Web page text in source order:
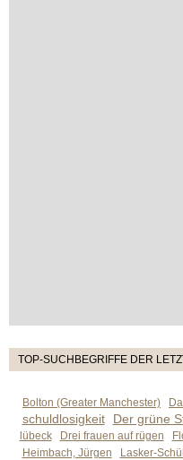
TOP-SUCHBEGRIFFE DER
Bolton (Greater Manchester)
schuldlosigkeit Der grüne
lübeck
Drei frauen auf rügen
Heimbach, Jürgen
Lasker-